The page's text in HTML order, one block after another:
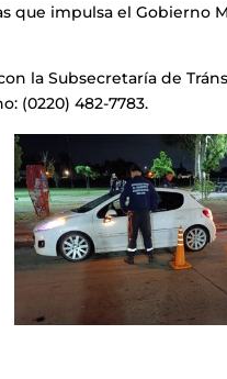
que impulsa el Gobierno
la Subsecretaría de
(0220) 482-7783.